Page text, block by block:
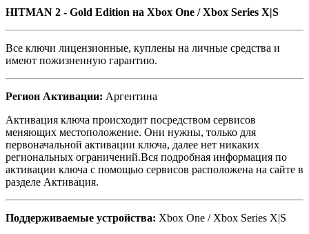
HITMAN 2 - Gold Edition на Xbox One / Xbox Series X|S
Все ключи лицензионные, куплены на личные средства и
имеют пожизненную гарантию.
Регион Активации: Аргентина
Активация ключа происходит посредством сервисов
меняющих местоположение. Они нужны, только для
первоначальной активации ключа, далее нет никаких
региональных ограничений.Вся подробная информация по
активации ключа с помощью сервисов расположена на сайте в
разделе Активация.
Поддерживаемые устройства: Xbox One / Xbox Series X|S